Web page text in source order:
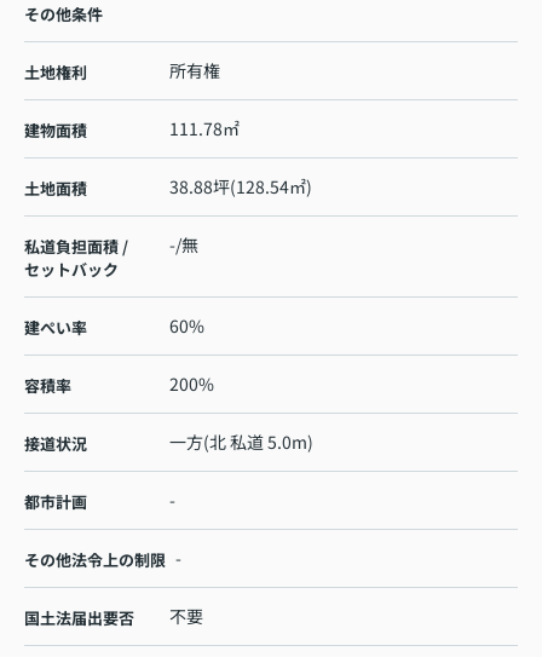
その他条件
土地権利 所有権
建物面積 111.78㎡
土地面積 38.88坪(128.54㎡)
私道負担面積 /
セットバック
-/無
建ぺい率 60%
容積率 200%
接道状況 一方(北 私道 5.0m)
都市計画 -
その他法令上の制限 -
国土法届出要否 不要